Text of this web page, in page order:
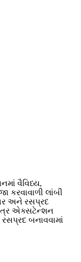
વૈવિધ્ય,
કરવાવાળી લાંબી
અને રસપ્રદ
એક્સટેન્શન
બનાવવામાં